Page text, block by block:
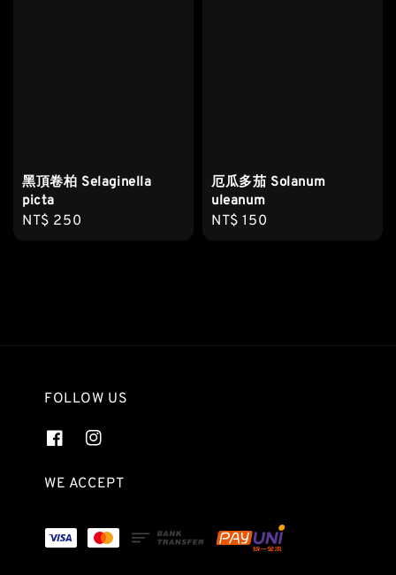
黑頂卷柏 Selaginella
picta
Regular
NT$ 250
厄瓜多茄 Solanum
uleanum
Regular
NT$ 150
FOLLOW US
WE ACCEPT